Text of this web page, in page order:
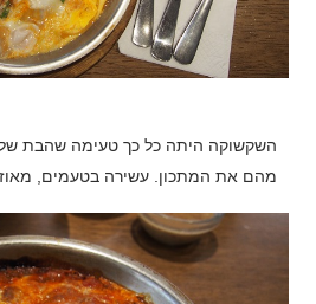
השקשוקה היתה כל כך טעימה שהבת
מהם את המתכון. עשירה בטעמים,